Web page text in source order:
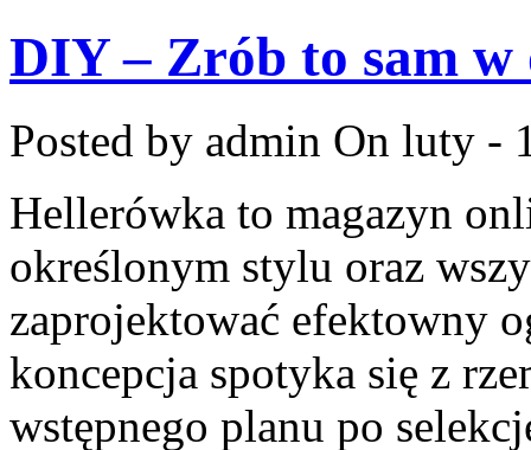
DIY – Zrób to sam w
Posted by admin On luty -
Hellerówka to magazyn
określonym stylu oraz
zaprojektować efektowny
koncepcja spotyka się z
wstępnego planu po